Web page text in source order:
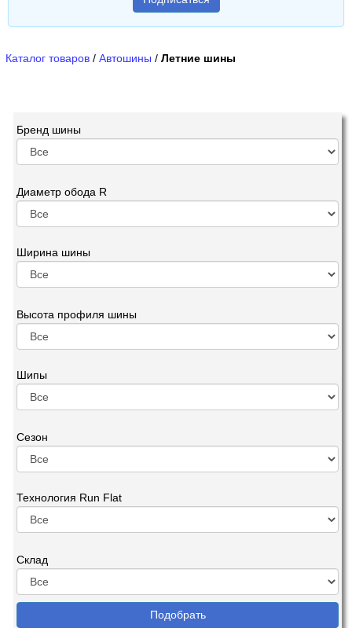
Каталог товаров / Автошины / Летние шины
Бренд шины
Диаметр обода R
Ширина шины
Высота профиля шины
Шипы
Сезон
Технология Run Flat
Склад